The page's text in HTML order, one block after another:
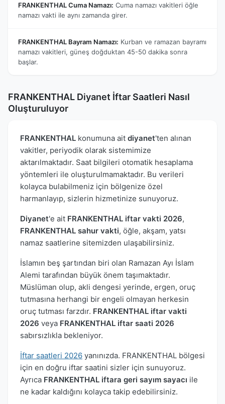
FRANKENTHAL Cuma Namazı: Cuma namazı vakitleri öğle
namazı vakti ile aynı zamanda girer.
FRANKENTHAL Bayram Namazı: Kurban ve ramazan bayramı
namazı vakitleri, güneş doğduktan 45-50 dakika sonra
başlar.
FRANKENTHAL Diyanet İftar Saatleri Nasıl
Oluşturuluyor
FRANKENTHAL konumuna ait diyanet'ten alınan
vakitler, periyodik olarak sistemimize
aktarılmaktadır. Saat bilgileri otomatik hesaplama
yöntemleri ile oluşturulmamaktadır. Bu verileri
kolayca bulabilmeniz için bölgenize özel
harmanlayıp, sizlerin hizmetinize sunuyoruz.
Diyanet'e ait FRANKENTHAL iftar vakti 2026,
FRANKENTHAL sahur vakti, öğle, akşam, yatsı
namaz saatlerine sitemizden ulaşabilirsiniz.
İslamın beş şartından biri olan Ramazan Ayı İslam
Alemi tarafından büyük önem taşımaktadır.
Müslüman olup, akli dengesi yerinde, ergen, oruç
tutmasına herhangi bir engeli olmayan herkesin
oruç tutması farzdır. FRANKENTHAL iftar vakti
2026 veya FRANKENTHAL iftar saati 2026
sabırsızlıkla bekleniyor.
İftar saatleri 2026 yanınızda. FRANKENTHAL bölgesi
için en doğru iftar saatini sizler için sunuyoruz.
Ayrıca FRANKENTHAL iftara geri sayım sayacı ile
ne kadar kaldığını kolayca takip edebilirsiniz.